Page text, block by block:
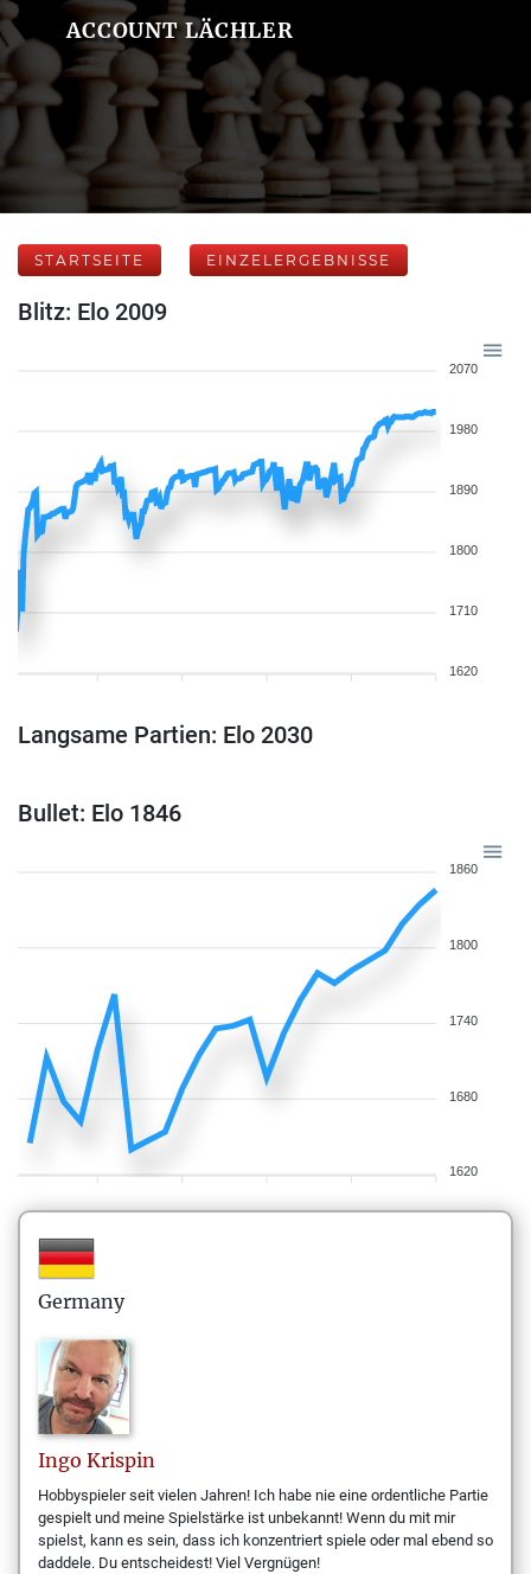
ACCOUNT LÄCHLER
STARTSEITE EINZELERGEBNISSE
Blitz: Elo 2009
2070
1980
1890
1800
1710
1620
Langsame Partien: Elo 2030
Bullet: Elo 1846
1860
1800
1740
1680
1620
Germany
Ingo Krispin
Hobbyspieler seit vielen Jahren! Ich habe nie eine ordentliche Partie
gespielt und meine Spielstärke ist unbekannt! Wenn du mit mir
spielst, kann es sein, dass ich konzentriert spiele oder mal ebend so
daddele. Du entscheidest! Viel Vergnügen!